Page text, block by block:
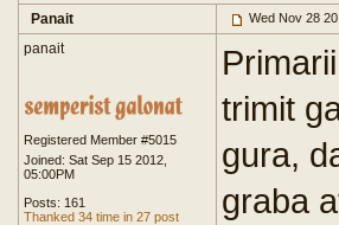
Panait Wed Nov 28
panait
Registered Member #5015
Joined: Sat Sep 15 2012,
05:00PM
Posts: 161
Thanked 34 time in 27 post
trimit
gura,
graba